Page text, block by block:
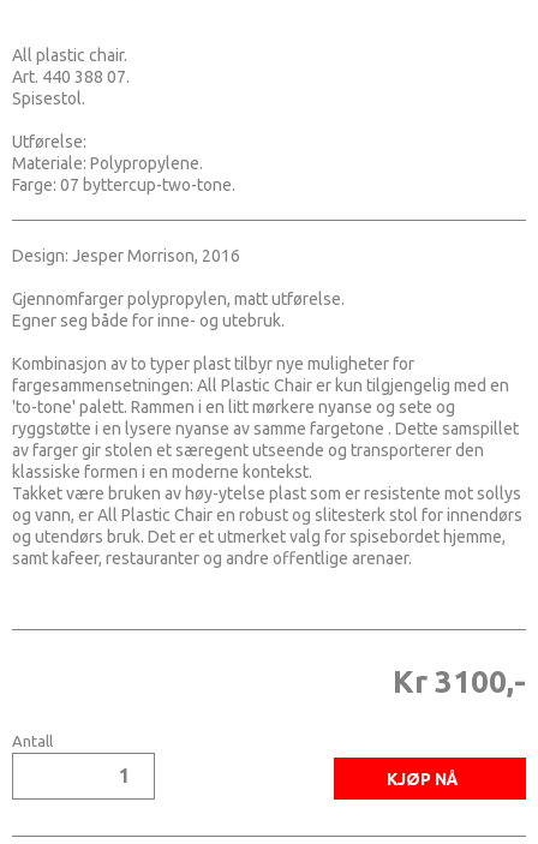
All plastic chair.
Art. 440 388 07.
Spisestol.
Utførelse:
Materiale: Polypropylene.
Farge: 07 byttercup-two-tone.
Design: Jesper Morrison, 2016
Gjennomfarger polypropylen, matt utførelse.
Egner seg både for inne- og utebruk.
Kombinasjon av to typer plast tilbyr nye muligheter for
fargesammensetningen: All Plastic Chair er kun tilgjengelig med en
'to-tone' palett. Rammen i en litt mørkere nyanse og sete og
ryggstøtte i en lysere nyanse av samme fargetone . Dette samspillet
av farger gir stolen et særegent utseende og transporterer den
klassiske formen i en moderne kontekst.
Takket være bruken av høy-ytelse plast som er resistente mot sollys
og vann, er All Plastic Chair en robust og slitesterk stol for innendørs
og utendørs bruk. Det er et utmerket valg for spisebordet hjemme,
samt kafeer, restauranter og andre offentlige arenaer.
Kr 3100,-
Antall